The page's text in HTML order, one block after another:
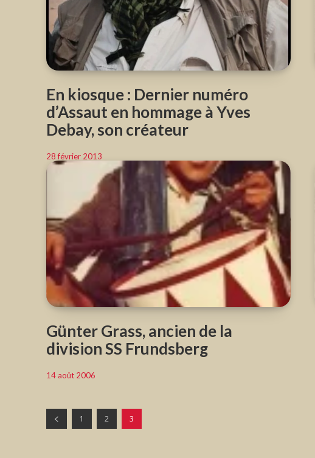
En kiosque : Dernier numéro
d’Assaut en hommage à Yves
Debay, son créateur
28 février 2013
Günter Grass, ancien de la
division SS Frundsberg
14 août 2006
1 2 3